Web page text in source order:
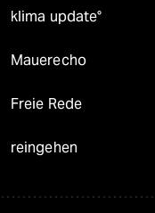
klima update°
Mauerecho
Freie Rede
reingehen